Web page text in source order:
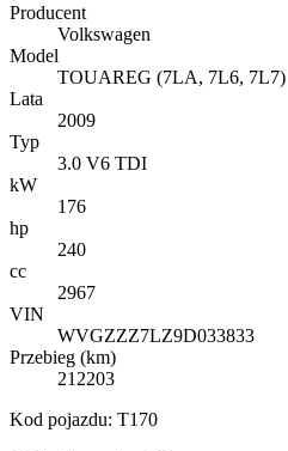
Producent
Volkswagen
Model
TOUAREG (7LA, 7L6, 7L7)
Lata
2009
Typ
3.0 V6 TDI
kW
176
hp
240
cc
2967
VIN
WVGZZZ7LZ9D033833
Przebieg (km)
212203
Kod pojazdu: T170